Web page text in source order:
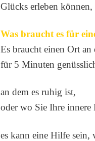
Glücks erleben
Was braucht es für
Es braucht einen Ort an
für 5 Minuten
an dem es ruhig ist,
oder wo Sie Ihre innere
es kann eine Hilfe sein,